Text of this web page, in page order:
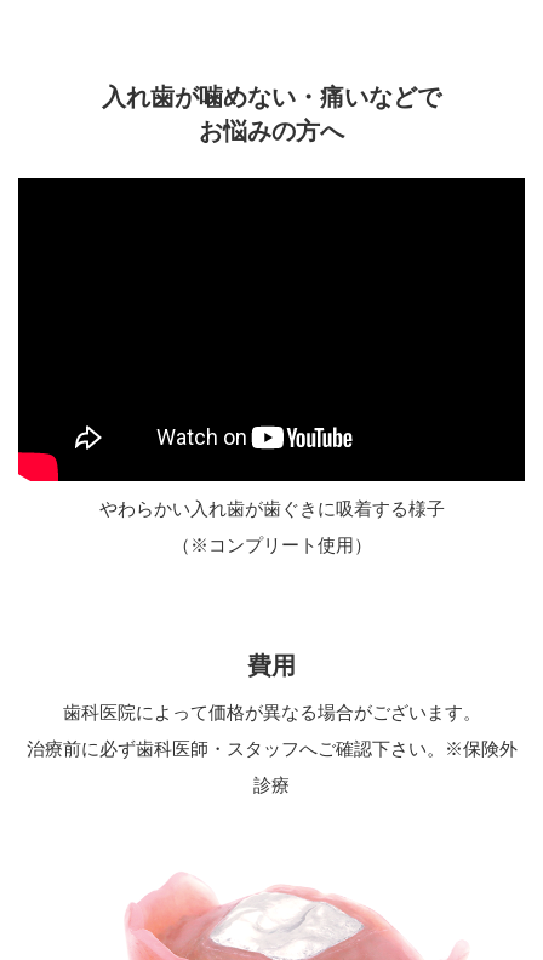
入れ歯が噛めない・痛いなどで
お悩みの方へ
やわらかい入れ歯が歯ぐきに吸着する様子
（※コンプリート使用）
費用
歯科医院によって価格が異なる場合がございます。
治療前に必ず歯科医師・スタッフへご確認下さい。※保険外
診療